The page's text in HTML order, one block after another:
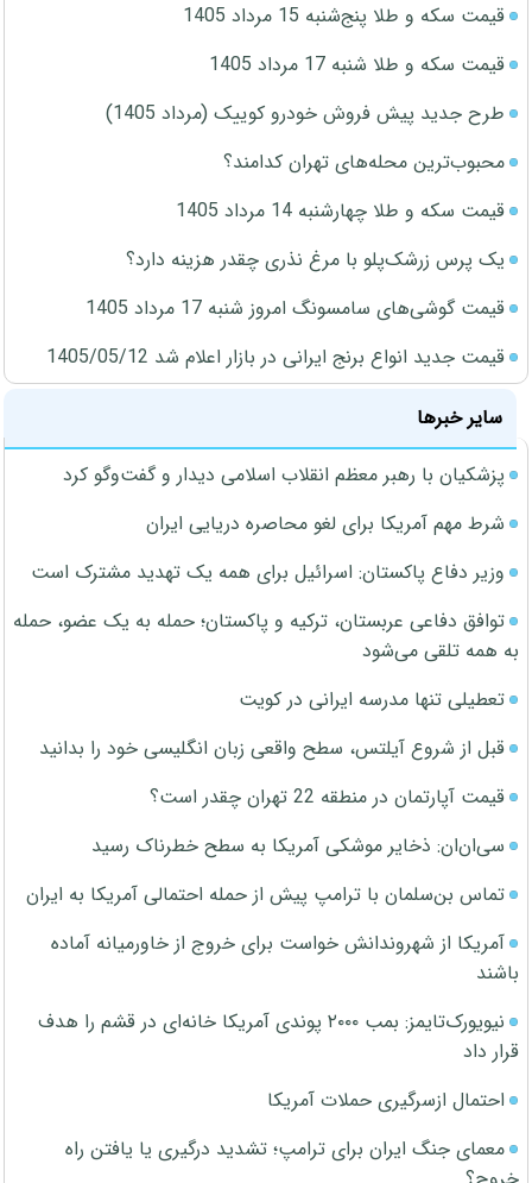
قیمت سکه و طلا پنج‌شنبه 15 مرداد 1405
قیمت سکه و طلا شنبه 17 مرداد 1405
طرح جدید پیش فروش خودرو کوییک (مرداد 1405)
محبوب‌ترین محله‌های تهران کدامند؟
قیمت سکه و طلا چهارشنبه 14 مرداد 1405
یک پرس زرشک‌پلو با مرغ نذری چقدر هزینه دارد؟
قیمت گوشی‌های سامسونگ امروز شنبه 17 مرداد 1405
قیمت جدید انواع برنج ایرانی در بازار اعلام شد 1405/05/12
سایر خبرها
پزشکیان با رهبر معظم انقلاب اسلامی دیدار و گفت‌وگو کرد
شرط مهم آمریکا برای لغو محاصره دریایی ایران
وزیر دفاع پاکستان: اسرائیل برای همه یک تهدید مشترک است
توافق دفاعی عربستان، ترکیه و پاکستان؛ حمله به یک عضو، حمله
به همه تلقی می‌شود
تعطیلی تنها مدرسه ایرانی در کویت
قبل از شروع آیلتس، سطح واقعی زبان انگلیسی خود را بدانید
قیمت آپارتمان در منطقه 22 تهران چقدر است؟
سی‌ان‌ان: ذخایر موشکی آمریکا به سطح خطرناک رسید
تماس بن‌سلمان با ترامپ پیش از حمله احتمالی آمریکا به ایران
آمریکا از شهروندانش خواست برای خروج از خاورمیانه آماده
باشند
نیویورک‌تایمز: بمب ۲۰۰۰ پوندی آمریکا خانه‌ای در قشم را هدف
قرار داد
احتمال ازسرگیری حملات آمریکا
معمای جنگ ایران برای ترامپ؛ تشدید درگیری یا یافتن راه